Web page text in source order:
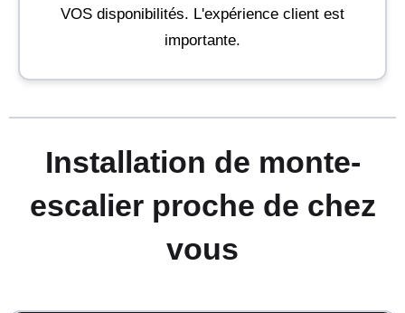
VOS disponibilités. L'expérience client est
importante.
Installation de monte-
escalier proche de chez
vous